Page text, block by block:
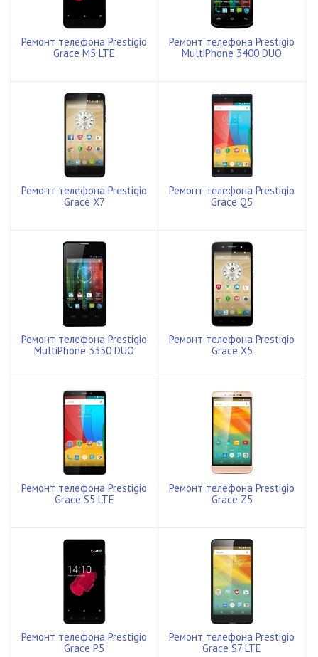
Ремонт телефона Prestigio
Grace M5 LTE
Ремонт телефона Prestigio
MultiPhone 3400 DUO
Ремонт телефона Prestigio
Grace X7
Ремонт телефона Prestigio
Grace Q5
Ремонт телефона Prestigio
MultiPhone 3350 DUO
Ремонт телефона Prestigio
Grace X5
Ремонт телефона Prestigio
Grace S5 LTE
Ремонт телефона Prestigio
Grace Z5
Ремонт телефона Prestigio
Grace P5
Ремонт телефона Prestigio
Grace S7 LTE